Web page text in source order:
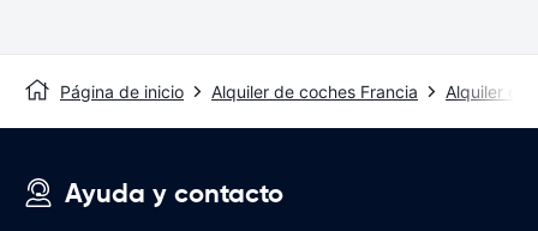
Página de inicio Alquiler de coches Francia Alquiler de
Ayuda y contacto